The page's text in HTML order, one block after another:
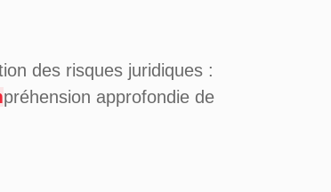
des risques juridiques :
préhension approfondie de